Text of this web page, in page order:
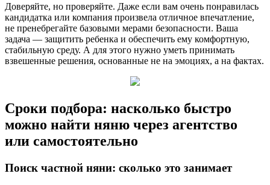
Доверяйте, но проверяйте. Даже если вам очень понравилась
кандидатка или компания произвела отличное впечатление,
не пренебрегайте базовыми мерами безопасности. Ваша
задача — защитить ребенка и обеспечить ему комфортную,
стабильную среду. А для этого нужно уметь принимать
взвешенные решения, основанные не на эмоциях, а на фактах.
Сроки подбора: насколько быстро
можно найти няню через агентство
или самостоятельно
Поиск частной няни: сколько это занимает